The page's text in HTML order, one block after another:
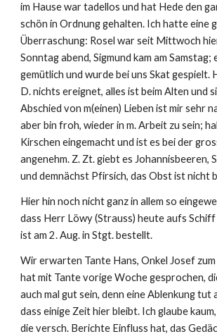
im Hause war tadellos und hat Hede den
schön in Ordnung gehalten. Ich hatte eine
Überraschung: Rosel war seit Mittwoch
Sonntag abend, Sigmund kam am Samstag;
gemütlich und wurde bei uns Skat gespielt.
D. nichts ereignet, alles ist beim Alten und
Abschied von m(einen) Lieben ist mir sehr
aber bin froh, wieder in m. Arbeit zu sein;
Kirschen eingemacht und ist es bei der
angenehm. Z. Zt. giebt es Johannisbeeren,
und demnächst Pfirsich, das Obst ist nicht
Hier hin noch nicht ganz in allem so
dass Herr Löwy (Strauss) heute aufs
ist am 2. Aug. in Stgt. bestellt.
Wir erwarten Tante Hans, Onkel Josef
hat mit Tante vorige Woche gesprochen,
auch mal gut sein, denn eine Ablenkung tut
dass einige Zeit hier bleibt. Ich glaube
die versch. Berichte Einfluss hat, das